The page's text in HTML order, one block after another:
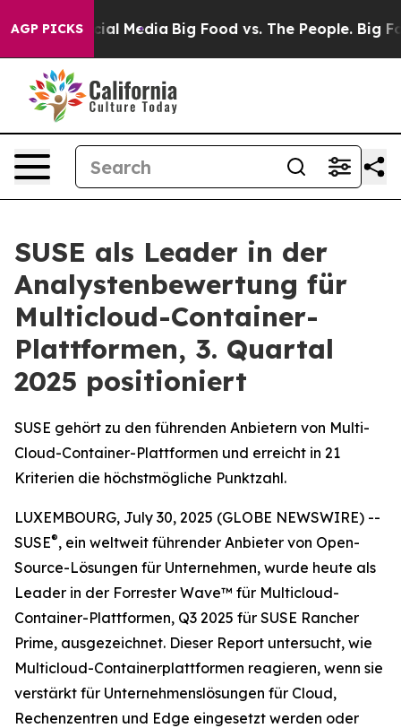
AGP PICKS
on Social Media Big Food vs. The People. Big
SUSE als Leader in der
Analystenbewertung für
Multicloud-Container-
Plattformen, 3. Quartal
2025 positioniert
SUSE gehört zu den führenden Anbietern von Multi-
Cloud-Container-Plattformen und erreicht in 21
Kriterien die höchstmögliche Punktzahl.
LUXEMBOURG, July 30, 2025 (GLOBE NEWSWIRE) --
SUSE®, ein weltweit führender Anbieter von Open-
Source-Lösungen für Unternehmen, wurde heute als
Leader in der Forrester Wave™ für Multicloud-
Container-Plattformen, Q3 2025 für SUSE Rancher
Prime, ausgezeichnet. Dieser Report untersucht, wie
Multicloud-Containerplattformen reagieren, wenn sie
verstärkt für Unternehmenslösungen für Cloud,
Rechenzentren und Edge eingesetzt werden oder